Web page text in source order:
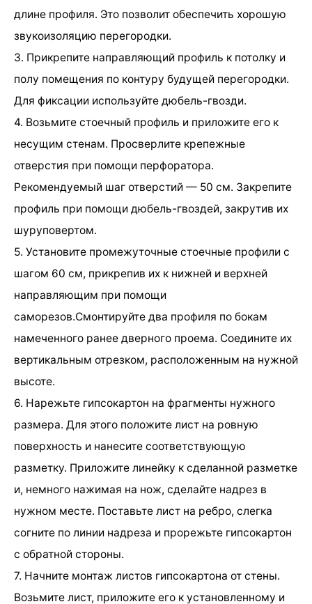
длине профиля. Это позволит обеспечить хорошую
звукоизоляцию перегородки.
3. Прикрепите направляющий профиль к потолку и
полу помещения по контуру будущей перегородки.
Для фиксации используйте дюбель-гвозди.
4. Возьмите стоечный профиль и приложите его к
несущим стенам. Просверлите крепежные
отверстия при помощи перфоратора.
Рекомендуемый шаг отверстий — 50 см. Закрепите
профиль при помощи дюбель-гвоздей, закрутив их
шуруповертом.
5. Установите промежуточные стоечные профили с
шагом 60 см, прикрепив их к нижней и верхней
направляющим при помощи
саморезов.Смонтируйте два профиля по бокам
намеченного ранее дверного проема. Соедините их
вертикальным отрезком, расположенным на нужной
высоте.
6. Нарежьте гипсокартон на фрагменты нужного
размера. Для этого положите лист на ровную
поверхность и нанесите соответствующую
разметку. Приложите линейку к сделанной разметке
и, немного нажимая на нож, сделайте надрез в
нужном месте. Поставьте лист на ребро, слегка
согните по линии надреза и прорежьте гипсокартон
с обратной стороны.
7. Начните монтаж листов гипсокартона от стены.
Возьмите лист, приложите его к установленному и